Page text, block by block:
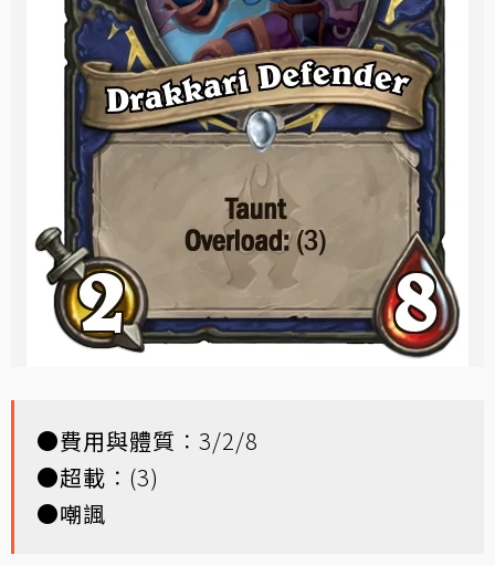
●費用與體質 ：3/2/8
●超載 ：(3)
●嘲諷